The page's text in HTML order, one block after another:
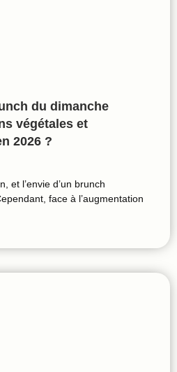
du dimanche
végétales et
2026 ?
et l’envie d’un brunch
face à l’augmentation